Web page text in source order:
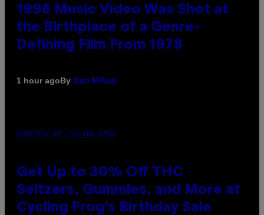
1998 Music Video Was Shot at
the Birthplace of a Genre-
Defining Film From 1978
1 hour agoBy Dan Milam
COURTESY OF CYCLING FROG
Get Up to 30% Off THC
Seltzers, Gummies, and More at
Cycling Frog’s Birthday Sale